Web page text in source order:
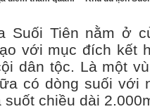
Suối Tiên nằm ở
với mục đích kết
dân tộc. Là một
có dòng suối với
chiều dài